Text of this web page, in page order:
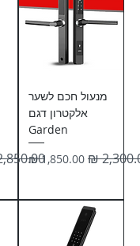
מנעול חכם לשער
אלקטרון דגם
Garden
רגיל
מחיר מבצעמחיר רגיל